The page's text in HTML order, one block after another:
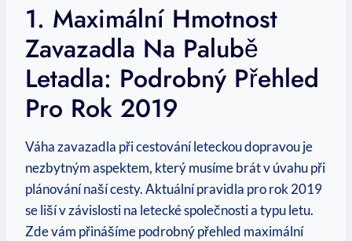
1. Maximální Hmotnost
Zavazadla Na Palubě
Letadla: Podrobný Přehled
Pro Rok 2019
Váha zavazadla při cestování leteckou dopravou je
nezbytným aspektem, který musíme brát v úvahu při
plánování naší cesty. Aktuální pravidla pro rok 2019
se liší v závislosti na letecké společnosti a typu letu.
Zde vám přinášíme podrobný přehled maximální